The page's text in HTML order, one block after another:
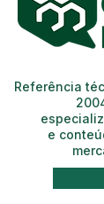
Referência
e